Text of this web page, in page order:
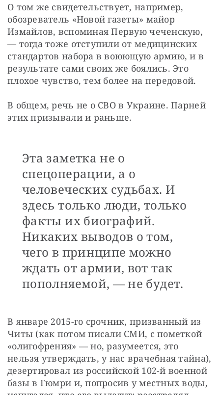
О том же свидетельствует, например,
обозреватель «Новой газеты» майор
Измайлов, вспоминая Первую чеченскую,
— тогда тоже отступили от медицинских
стандартов набора в воюющую армию, и в
результате сами своих же боялись. Это
плохое чувство, тем более на передовой.
В общем, речь не о СВО в Украине. Парней
этих призывали и раньше.
Эта заметка не о
спецоперации, а о
человеческих судьбах. И
здесь только люди, только
факты их биографий.
Никаких выводов о том,
чего в принципе можно
ждать от армии, вот так
пополняемой, — не будет.
В январе 2015-го срочник, призванный из
Читы (как потом писали СМИ, с пометкой
«олигофрения» — но, разумеется, это
нельзя утверждать, у нас врачебная тайна),
дезертировал из российской 102-й военной
базы в Гюмри и, попросив у местных воды,